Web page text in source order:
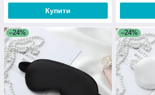
Купити
–24% –24%